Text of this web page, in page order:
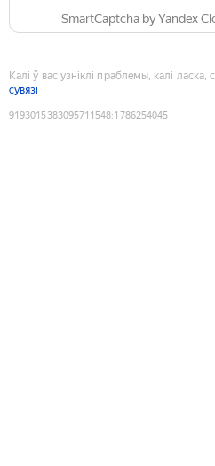
SmartCaptcha by Yandex
Калі ў вас узніклі праблемы, калі ласка,
сувязі
9193015383095711548:1786254045